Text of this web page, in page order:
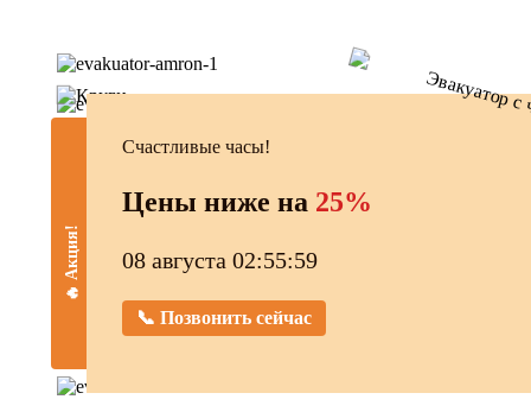
🔥 Акция!
Счастливые часы!
Цены ниже на 25%
08 августа 02:56:00
📞 Позвонить сейчас